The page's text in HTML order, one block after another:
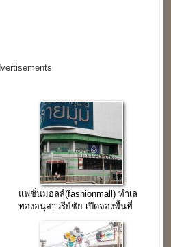
แฟชั่นมอลล์(fashionmall) ทำเล
ทองอนุสาวรีย์ชัย เปิดจองพื้นที่